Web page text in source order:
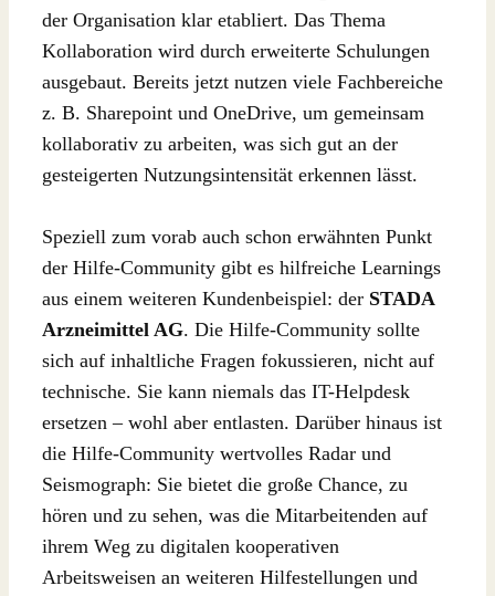
der Organisation klar etabliert. Das Thema
Kollaboration wird durch erweiterte Schulungen
ausgebaut. Bereits jetzt nutzen viele Fachbereiche
z. B. Sharepoint und OneDrive, um gemeinsam
kollaborativ zu arbeiten, was sich gut an der
gesteigerten Nutzungsintensität erkennen lässt.
Speziell zum vorab auch schon erwähnten Punkt
der Hilfe-Community gibt es hilfreiche Learnings
aus einem weiteren Kundenbeispiel: der STADA
Arzneimittel AG. Die Hilfe-Community sollte
sich auf inhaltliche Fragen fokussieren, nicht auf
technische. Sie kann niemals das IT-Helpdesk
ersetzen – wohl aber entlasten. Darüber hinaus ist
die Hilfe-Community wertvolles Radar und
Seismograph: Sie bietet die große Chance, zu
hören und zu sehen, was die Mitarbeitenden auf
ihrem Weg zu digitalen kooperativen
Arbeitsweisen an weiteren Hilfestellungen und